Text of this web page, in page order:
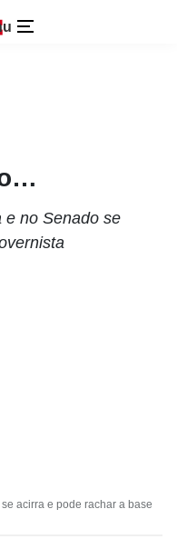
e no Senado se
acirra e pode rachar a base